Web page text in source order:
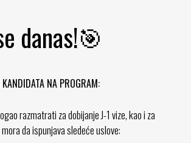
danas!🎯
NA PROGRAM:
razmatrati za dobijanje J-1 vize, kao i za
da ispunjava sledeće uslove: